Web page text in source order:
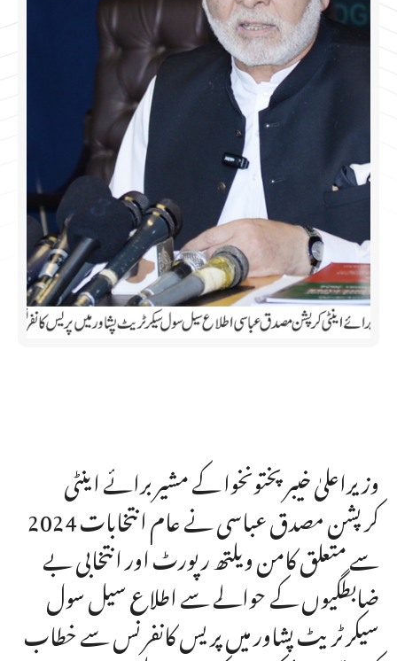
وزیراعلیٰ خیبر پختونخوا کے مشیربرائے اینٹی
کرپشن مصدق عباسی نے عام انتخابات 2024
سے متعلق کامن ویلتھ رپورٹ اور انتخابی بے
ضابطگیوں کے حوالے سے اطلاع سیل سول
سیکرٹریٹ پشاور میں پریس کانفرنس سے خطاب